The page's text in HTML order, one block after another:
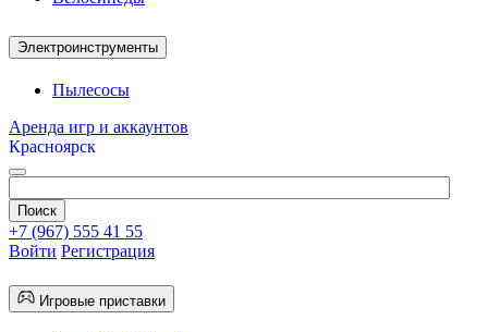
Электроинструменты
Пылесосы
Аренда игр и аккаунтов
Красноярск
+7 (967) 555 41 55
Войти Регистрация
Игровые приставки